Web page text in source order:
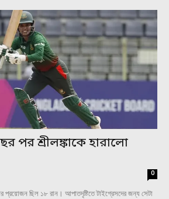
পর শ্রীলঙ্কাকে হারালো
0
প্রয়োজন ছিল ১৮ রান। আপাতদৃষ্টিতে টাইগ্রেসদের জন্য সেটা